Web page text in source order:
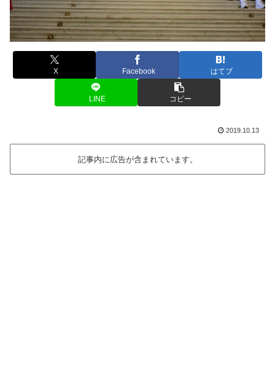
X Facebook はてブ
LINE コピー
2019.10.13
記事内に広告が含まれています。